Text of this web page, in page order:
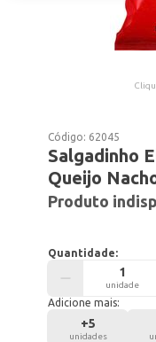
Código: 62045
Salgadinho
Queijo
Produto
Quantidade:
unidade
Adicione mais:
+5
unidades